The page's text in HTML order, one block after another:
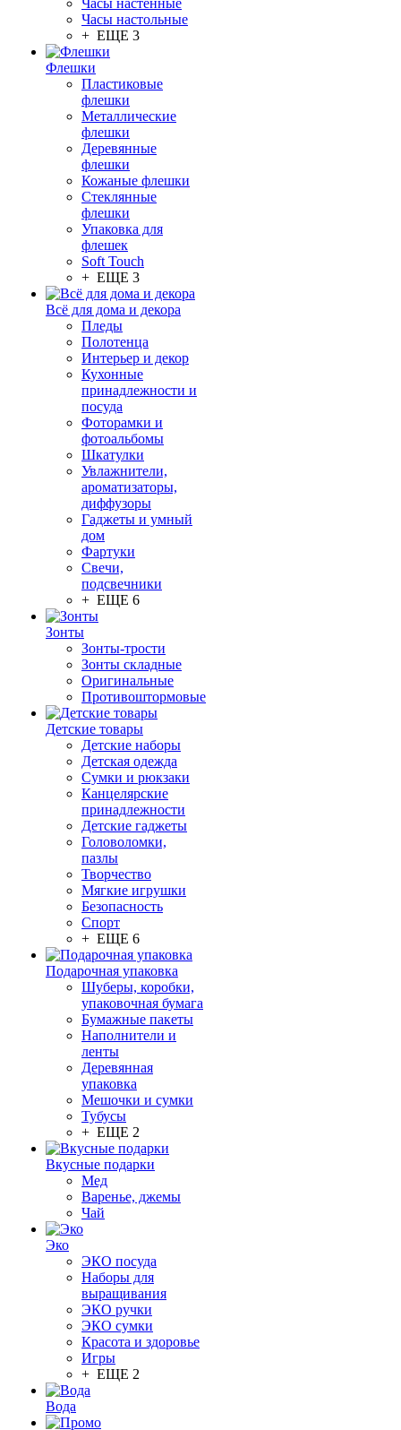
Часы настенные
Часы настольные
+ ЕЩЕ 3
Флешки
Пластиковые
флешки
Металлические
флешки
Деревянные
флешки
Кожаные флешки
Стеклянные
флешки
Упаковка для
флешек
Soft Touch
+ ЕЩЕ 3
Всё для дома и декора
Пледы
Полотенца
Интерьер и декор
Кухонные
принадлежности и
посуда
Фоторамки и
фотоальбомы
Шкатулки
Увлажнители,
ароматизаторы,
диффузоры
Гаджеты и умный
дом
Фартуки
Свечи,
подсвечники
+ ЕЩЕ 6
Зонты
Зонты-трости
Зонты складные
Оригинальные
Противоштормовые
Детские товары
Детские наборы
Детская одежда
Сумки и рюкзаки
Канцелярские
принадлежности
Детские гаджеты
Головоломки,
пазлы
Творчество
Мягкие игрушки
Безопасность
Спорт
+ ЕЩЕ 6
Подарочная упаковка
Шуберы, коробки,
упаковочная бумага
Бумажные пакеты
Наполнители и
ленты
Деревянная
упаковка
Мешочки и сумки
Тубусы
+ ЕЩЕ 2
Вкусные подарки
Мед
Варенье, джемы
Чай
Эко
ЭКО посуда
Наборы для
выращивания
ЭКО ручки
ЭКО сумки
Красота и здоровье
Игры
+ ЕЩЕ 2
Вода